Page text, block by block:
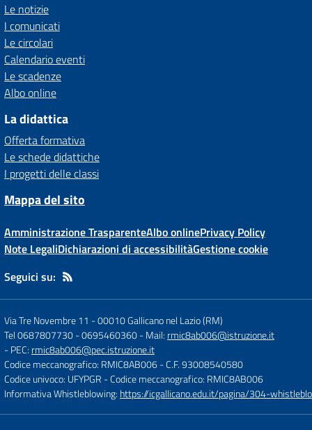
Le notizie
I comunicati
Le circolari
Calendario eventi
Le scadenze
Albo online
La didattica
Offerta formativa
Le schede didattiche
I progetti delle classi
Mappa del sito
Amministrazione TrasparenteAlbo onlinePrivacy Policy
Note LegaliDichiarazioni di accessibilitàGestione cookie
Seguici su:
Via Tre Novembre 11 -00010 Gallicano nel Lazio (RM)
Tel 0687807730 - 0695460360- Mail: rmic8ab006@istruzione.it
- PEC: rmic8ab006@pec.istruzione.it
Codice meccanografico: RMIC8AB006- C.F. 93008540580
Codice univoco: UFYPGR - Codice meccanografico: RMIC8AB006
Informativa Whistleblowing: https://icgallicano.edu.it/pagina/304-